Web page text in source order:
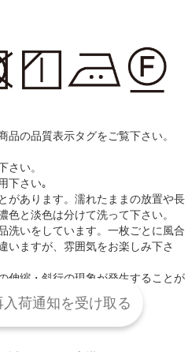
の品質表示タグをご覧下さい。
さい。
下さい｡
があります。濡れたままの放置や長
と淡色は分けて洗って下さい。
洗いをしています。一枚ごとに風合
いますが、雰囲気をお楽しみ下さ
伸縮・斜行の現象が発生することが
てから干して下さい。
。
入荷通知を受け取る